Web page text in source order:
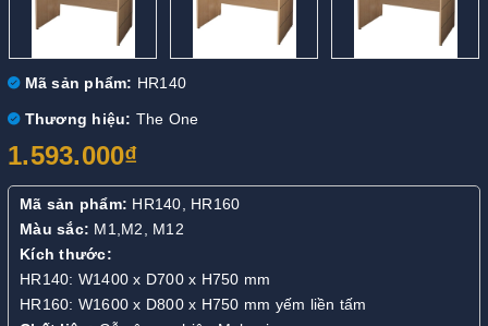
Mã sản phẩm: HR140
Thương hiệu: The One
1.593.000₫
Mã sản phẩm: HR140, HR160
Màu sắc: M1,M2, M12
Kích thước:
HR140: W1400 x D700 x H750 mm
HR160: W1600 x D800 x H750 mm yếm liền tấm